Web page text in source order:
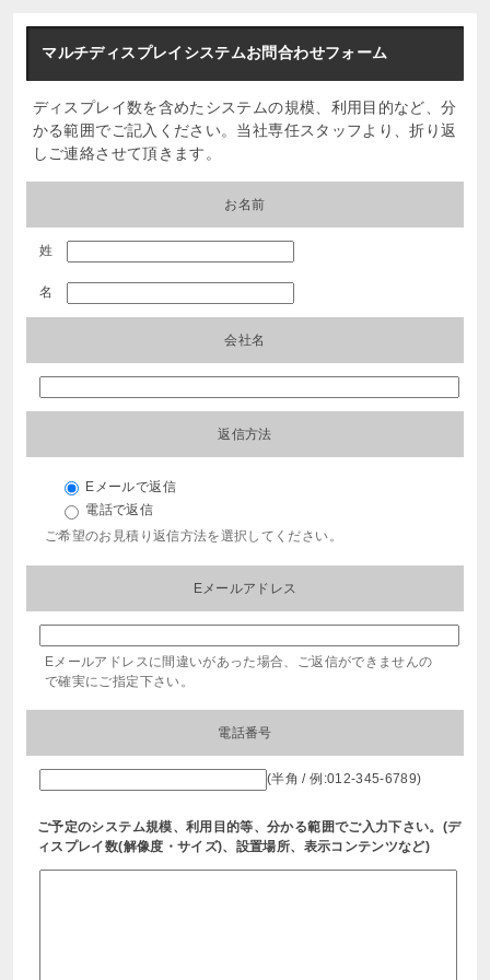
マルチディスプレイシステムお問合わせフォーム
ディスプレイ数を含めたシステムの規模、利用目的など、分
かる範囲でご記入ください。当社専任スタッフより、折り返
しご連絡させて頂きます。
お名前
姓
名
会社名
返信方法
Eメールで返信
電話で返信
ご希望のお見積り返信方法を選択してください。
Eメールアドレス
Eメールアドレスに間違いがあった場合、ご返信ができませんの
で確実にご指定下さい。
電話番号
(半角 / 例:012-345-6789)
ご予定のシステム規模、利用目的等、分かる範囲でご入力下さい。(デ
ィスプレイ数(解像度・サイズ)、設置場所、表示コンテンツなど)